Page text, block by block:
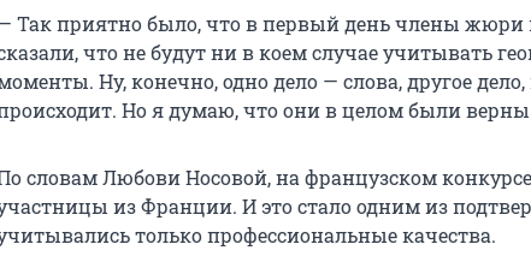
Так приятно было, что в первый день члены
что не будут ни в коем случае учитывать
Ну, конечно, одно дело — слова, другое
Но я думаю, что они в целом были верны
словам Любови Носовой, на французском
из Франции. И это стало одним из
только профессиональные качества.